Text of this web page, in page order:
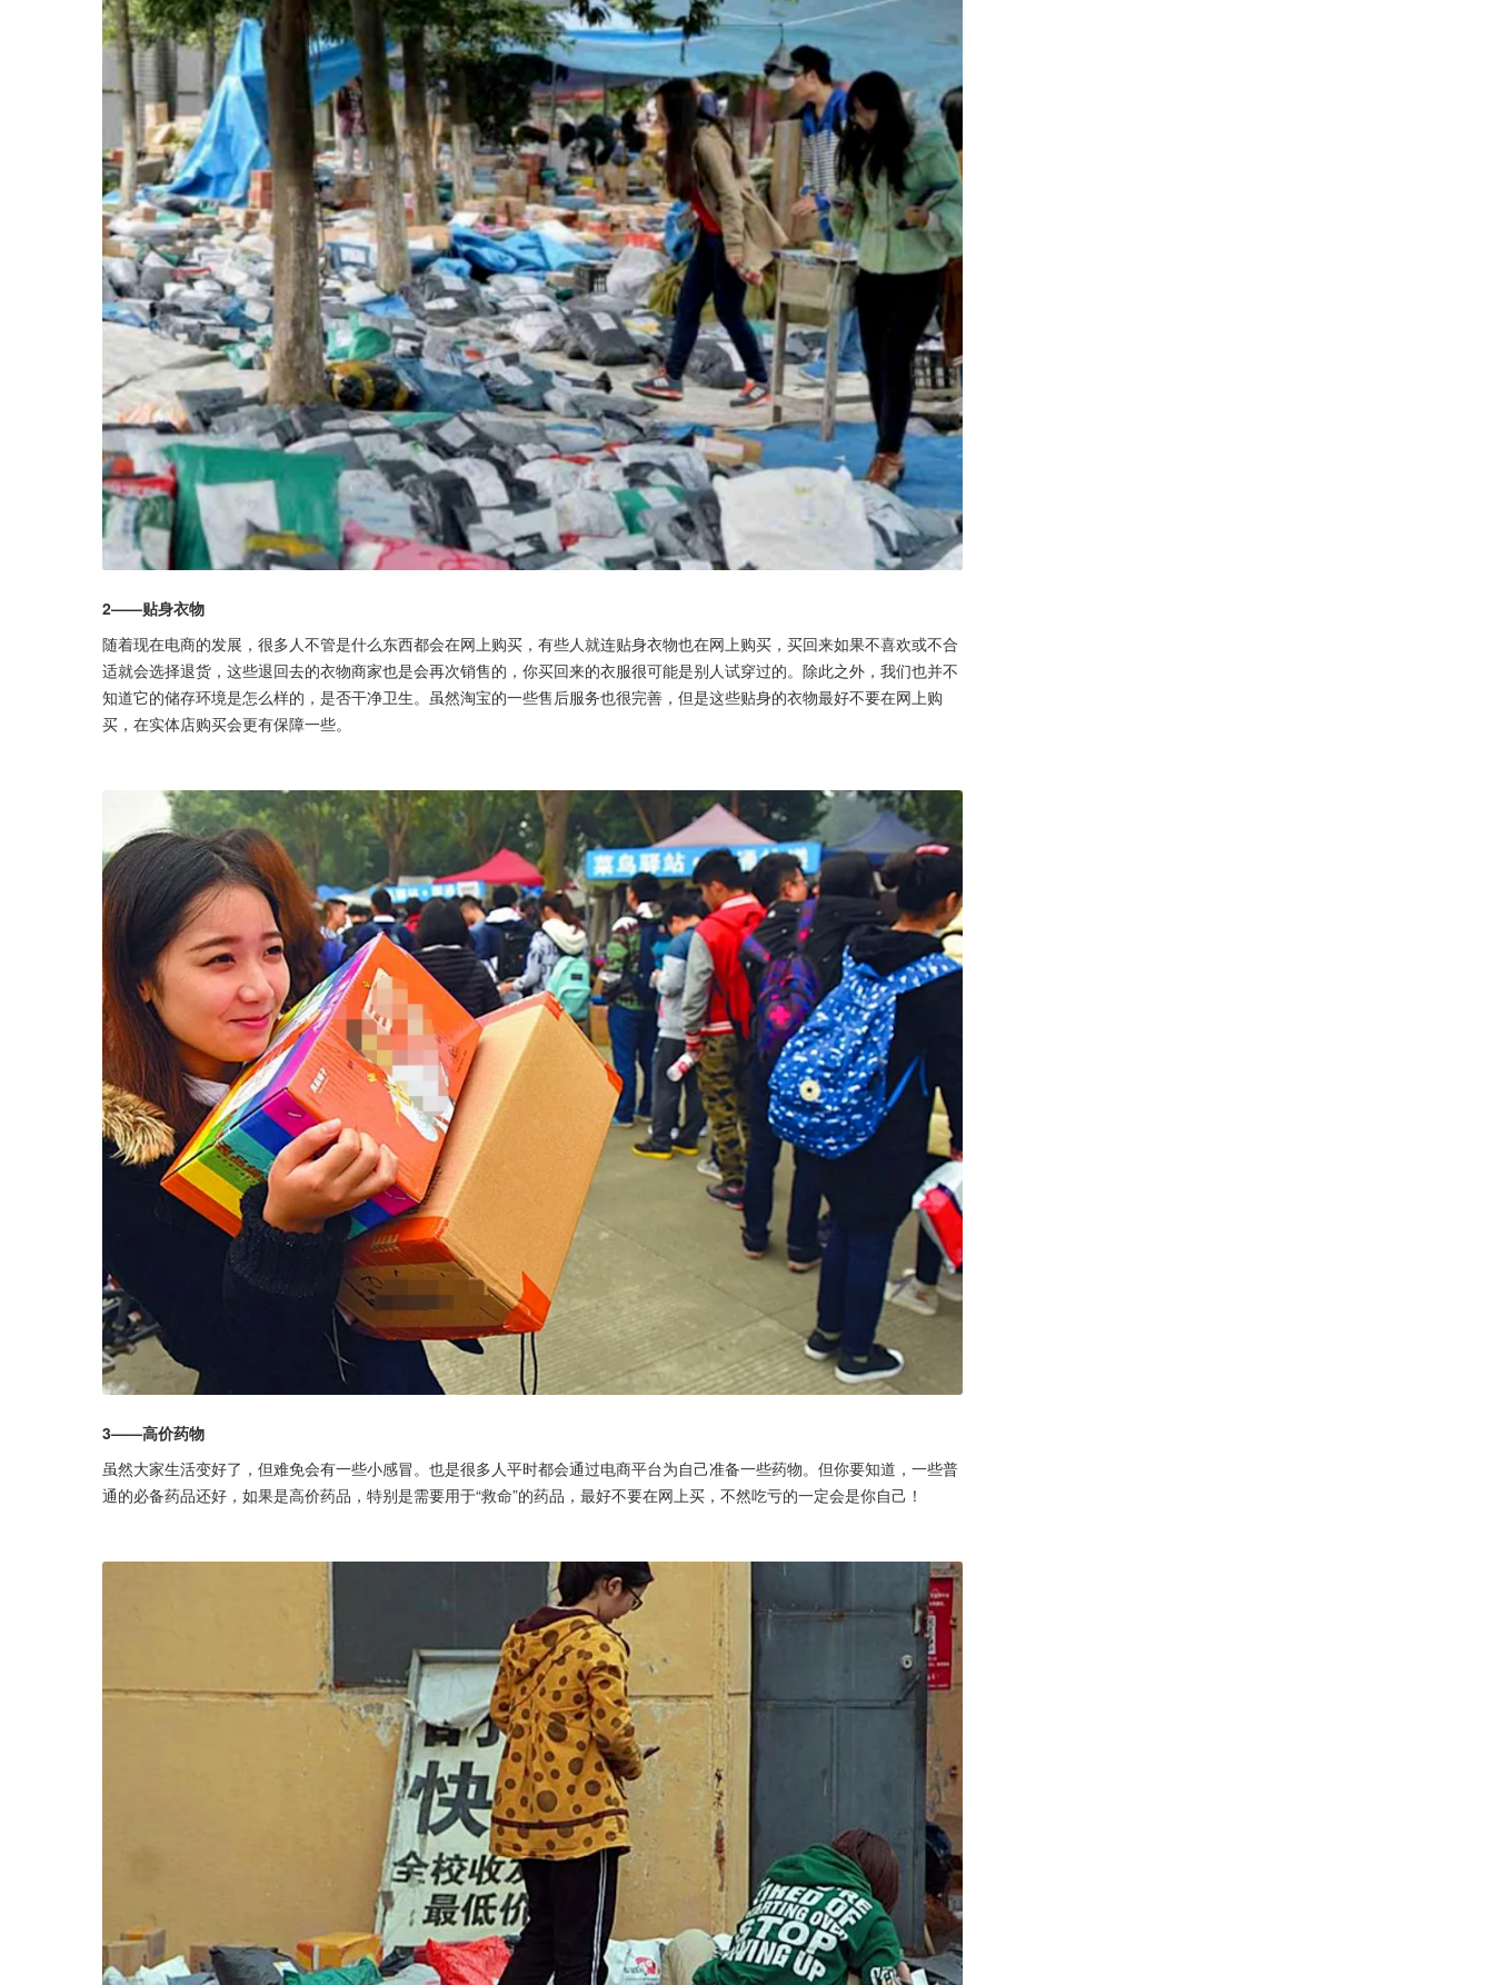
2——贴身衣物
随着现在电商的发展，很多人不管是什么东西都会在网上购买，有些人就连贴身衣物也在网上购买，买回来如果不喜欢或不合
适就会选择退货，这些退回去的衣物商家也是会再次销售的，你买回来的衣服很可能是别人试穿过的。除此之外，我们也并不
知道它的储存环境是怎么样的，是否干净卫生。虽然淘宝的一些售后服务也很完善，但是这些贴身的衣物最好不要在网上购
买，在实体店购买会更有保障一些。
3——高价药物
虽然大家生活变好了，但难免会有一些小感冒。也是很多人平时都会通过电商平台为自己准备一些药物。但你要知道，一些普
通的必备药品还好，如果是高价药品，特别是需要用于“救命”的药品，最好不要在网上买，不然吃亏的一定会是你自己！